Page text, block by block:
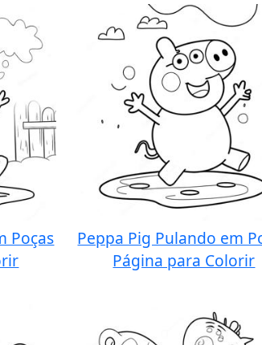
Poças
Peppa Pig Pulando em
Página para Colorir